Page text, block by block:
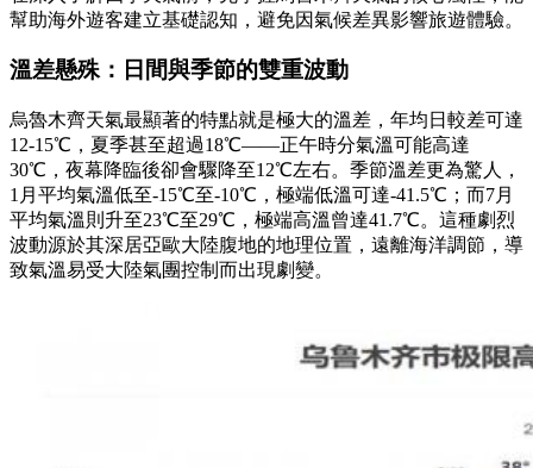
幫助海外遊客建立基礎認知，避免因氣候差異影響旅遊體驗。
溫差懸殊：日間與季節的雙重波動
烏魯木齊天氣最顯著的特點就是極大的溫差，年均日較差可達
12-15℃，夏季甚至超過18℃——正午時分氣溫可能高達
30℃，夜幕降臨後卻會驟降至12℃左右。季節溫差更為驚人，
1月平均氣溫低至-15℃至-10℃，極端低溫可達-41.5℃；而7月
平均氣溫則升至23℃至29℃，極端高溫曾達41.7℃。這種劇烈
波動源於其深居亞歐大陸腹地的地理位置，遠離海洋調節，導
致氣溫易受大陸氣團控制而出現劇變。